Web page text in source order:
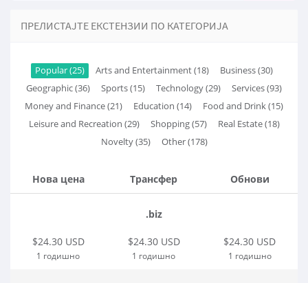
ПРЕЛИСТАЈТЕ ЕКСТЕНЗИИ ПО КАТЕГОРИЈА
Popular (25) Arts and Entertainment (18)
Business (30)
Geographic (36)
Sports (15) Technology (29)
Services (93)
Money and Finance (21)
Education (14)
Food and Drink (15)
Leisure and Recreation (29)
Shopping (57)
Real Estate (18)
Novelty (35)
Other (178)
Нова цена Трансфер Обнови
.biz
$24.30 USD
1 годишно
$24.30 USD
1 годишно
$24.30 USD
1 годишно